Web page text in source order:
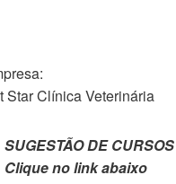
Star Clínica Veterinária
SUGESTÃO DE
Clique no link abaixo